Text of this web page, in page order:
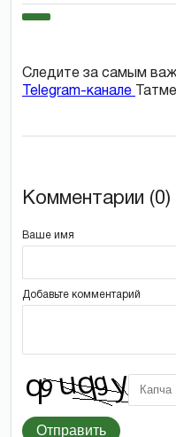
Следите за самым
Telegram-канале
Комментарии (0)
Ваше имя
Добавьте комментарий
Отправить